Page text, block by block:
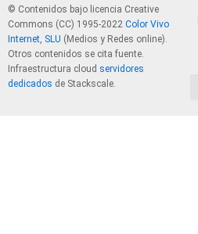
© Contenidos bajo licencia Creative
Commons (CC) 1995-2022 Color Vivo
Internet, SLU (Medios y Redes online).
Otros contenidos se cita fuente.
Infraestructura cloud servidores
dedicados de Stackscale.